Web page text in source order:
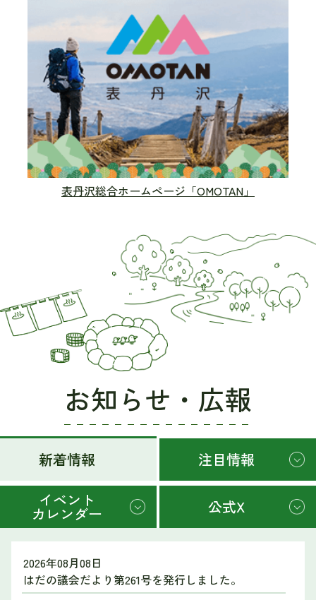
表丹沢総合ホームページ「OMOTAN」
お知らせ・広報
新着情報
注目情報
イベント
カレンダー 公式X
情
2026年08月08日
はだの議会だより第261号を発行しました。